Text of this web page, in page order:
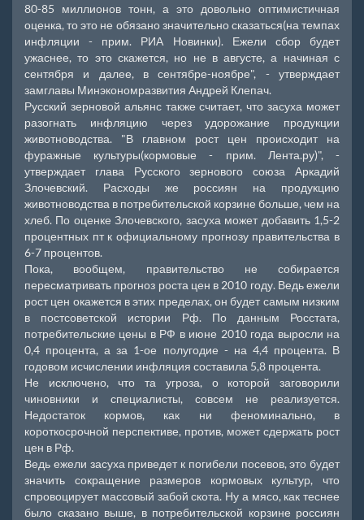
80-85 миллионов тонн, а это довольно оптимистичная
оценка, то это не обязано значительно сказаться(на темпах
инфляции - прим. РИА Новинки). Ежели сбор будет
ужаснее, то это скажется, но не в августе, а начиная с
сентября и далее, в сентябре-ноябре", - утверждает
замглавы Минэкономразвития Андрей Клепач.
Русский зерновой альянс также считает, что засуха может
разогнать инфляцию через удорожание продукции
животноводства. "В главном рост цен происходит на
фуражные культуры(кормовые - прим. Лента.ру)", -
утверждает глава Русского зернового союза Аркадий
Злочевский. Расходы же россиян на продукцию
животноводства в потребительской корзине больше, чем на
хлеб. По оценке Злочевского, засуха может добавить 1,5-2
процентных пт к официальному прогнозу правительства в
6-7 процентов.
Пока, вообщем, правительство не собирается
пересматривать прогноз роста цен в 2010 году. Ведь ежели
рост цен окажется в этих пределах, он будет самым низким
в постсоветской истории Рф. По данным Росстата,
потребительские цены в РФ в июне 2010 года выросли на
0,4 процента, а за 1-ое полугодие - на 4,4 процента. В
годовом исчислении инфляция составила 5,8 процента.
Не исключено, что та угроза, о которой заговорили
чиновники и специалисты, совсем не реализуется.
Недостаток кормов, как ни феноминально, в
короткосрочной перспективе, против, может сдержать рост
цен в Рф.
Ведь ежели засуха приведет к погибели посевов, это будет
значить сокращение размеров кормовых культур, что
спровоцирует массовый забой скота. Ну а мясо, как теснее
было сказано выше, в потребительской корзине россиян